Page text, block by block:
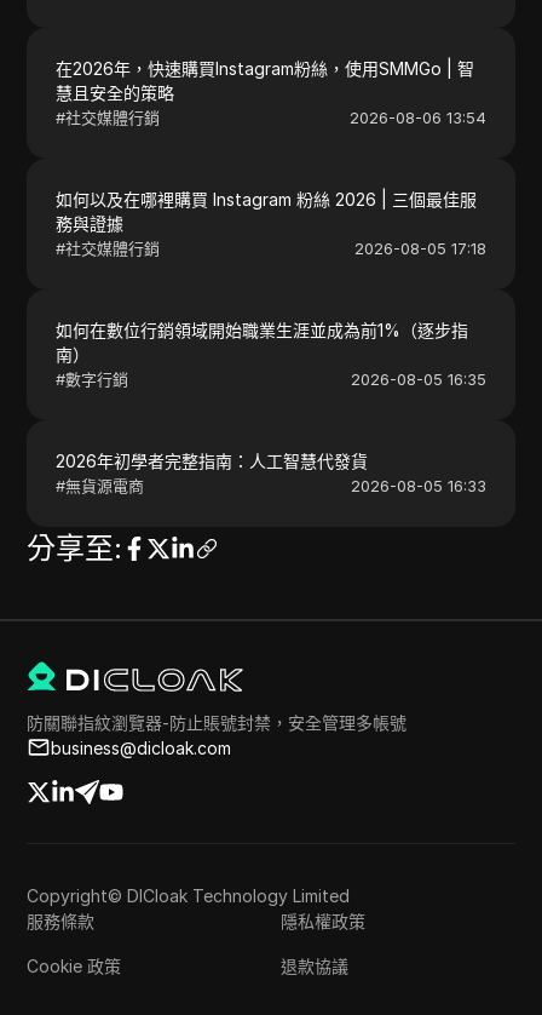
在2026年，快速購買Instagram粉絲，使用SMMGo | 智
慧且安全的策略
#社交媒體行銷 2026-08-06 13:54
如何以及在哪裡購買 Instagram 粉絲 2026 | 三個最佳服
務與證據
#社交媒體行銷 2026-08-05 17:18
如何在數位行銷領域開始職業生涯並成為前1%（逐步指
南）
#數字行銷 2026-08-05 16:35
2026年初學者完整指南：人工智慧代發貨
#無貨源電商 2026-08-05 16:33
分享至:
防關聯指紋瀏覽器-防止賬號封禁，安全管理多帳號
business@dicloak.com
Copyright© DICloak Technology Limited
服務條款
隱私權政策
Cookie 政策 退款協議